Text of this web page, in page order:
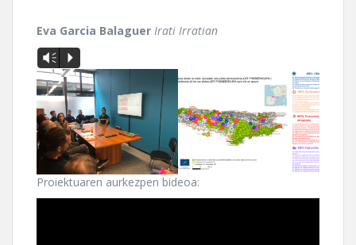
Eva Garcia Balaguer Irati Irratian
Vm P
Proiektuaren aurkezpen bideoa: